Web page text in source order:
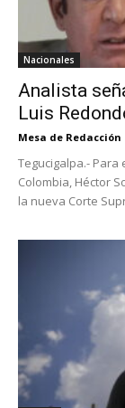
Nacionales
Analista
Luis
Mesa de Redacción
Tegucigalpa.-
Colombia, Héctor
la nueva Corte